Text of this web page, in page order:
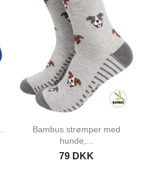
Bambus strømper med
hunde,...
79 DKK